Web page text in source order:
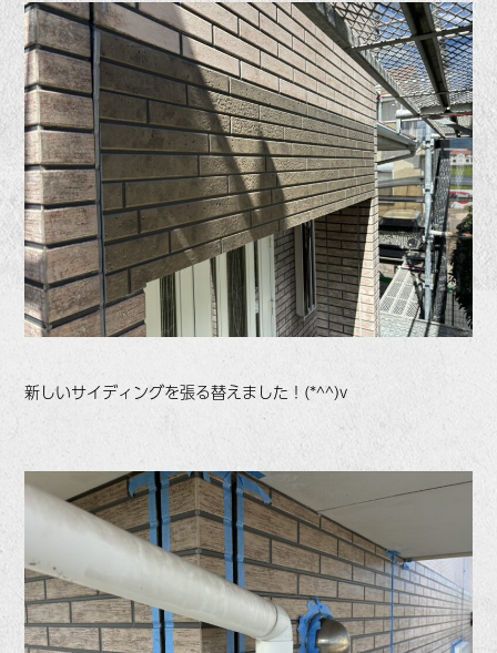
新しいサイディングを張る替えました！(*^^)v